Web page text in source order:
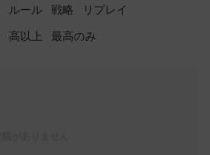
ルール 戦略 リプレイ
高以上 最高のみ